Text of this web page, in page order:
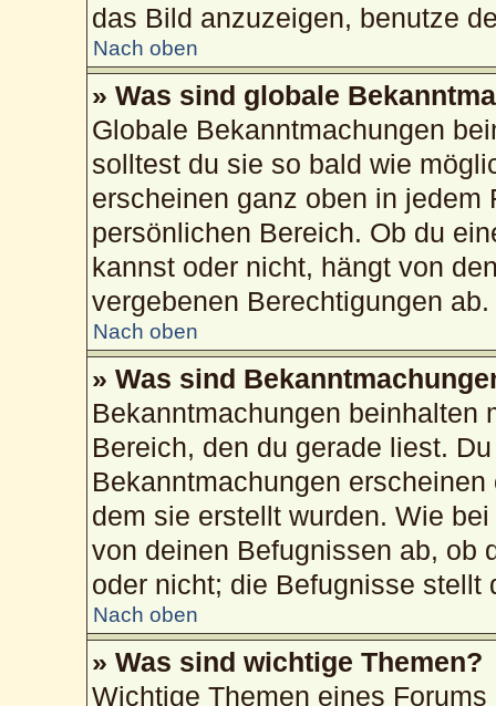
das Bild anzuzeigen, benutze
Nach oben
» Was sind globale
Globale Bekanntmachungen
solltest du sie so bald wie
erscheinen ganz oben in
persönlichen Bereich. Ob du
kannst oder nicht, hängt von
vergebenen Berechtigungen ab.
Nach oben
» Was sind
Bekanntmachungen beinhalten
Bereich, den du gerade liest.
Bekanntmachungen
dem sie erstellt wurden. Wie
von deinen Befugnissen ab, ob
oder nicht; die Befugnisse stellt
Nach oben
» Was sind wichtige Themen?
Wichtige Themen eines